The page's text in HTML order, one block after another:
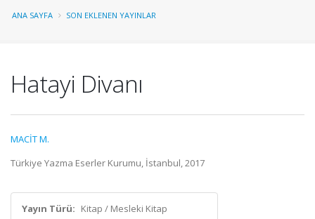
ANA SAYFA SON EKLENEN YAYINLAR
Hatayi Divanı
MACİT M.
Türkiye Yazma Eserler Kurumu, İstanbul, 2017
Yayın Türü: Kitap / Mesleki Kitap